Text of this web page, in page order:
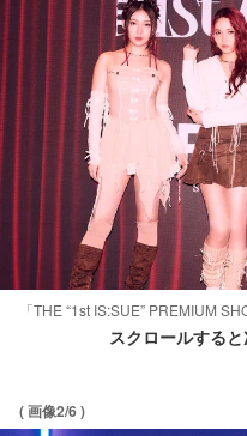
「THE “1st IS:SUE” PREMIUM
スクロールする
( 画像2/6 )